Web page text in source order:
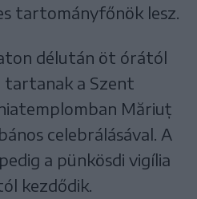
tartományfőnök lesz.
délután öt órától
tartanak a Szent
Măriuț
celebrálásával. A
a pünkösdi vigília
kezdődik.